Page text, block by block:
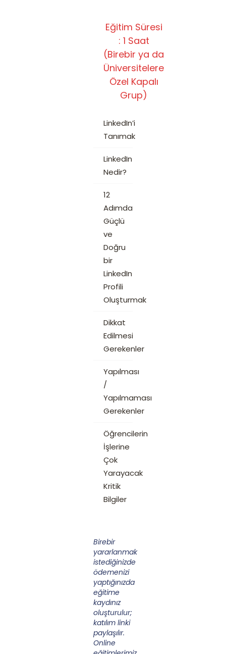
Eğitim Süresi
: 1 Saat
(Birebir ya da
Üniversitelere
Özel Kapalı
Grup)
LinkedIn’i
Tanımak
LinkedIn
Nedir?
12
Adımda
Güçlü
ve
Doğru
bir
LinkedIn
Profili
Oluşturmak
Dikkat
Edilmesi
Gerekenler
Yapılması
/
Yapılmaması
Gerekenler
Öğrencilerin
İşlerine
Çok
Yarayacak
Kritik
Bilgiler
Birebir
yararlanmak
istediğinizde
ödemenizi
yaptığınızda
eğitime
kaydınız
oluşturulur;
katılım linki
paylaşılır.
Online